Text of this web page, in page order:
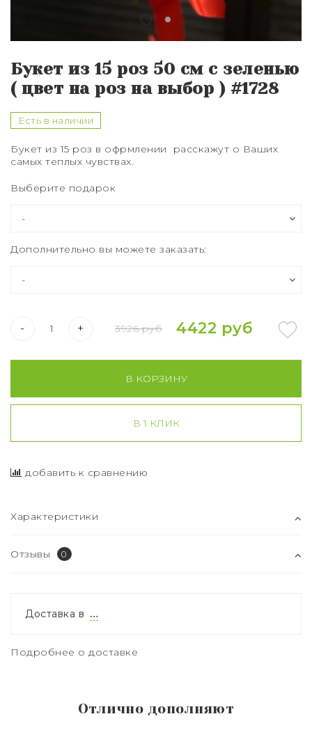
Букет из 15 роз 50 см с зеленью
( цвет на роз на выбор ) #1728
Есть в наличии
Букет из 15 роз в офрмлении расскажут о Ваших
самых теплых чувствах.
Выберите подарок
Дополнительно вы можете заказать:
- + 3926 руб 4422 руб
В КОРЗИНУ
В 1 КЛИК
добавить к сравнению
Характеристики
Отзывы 0
Доставка в …
Подробнее о доставке
Отлично дополняют
Букет из 151 розы
Букет из 201 розы
Букет из 301 розы
Розы XXL